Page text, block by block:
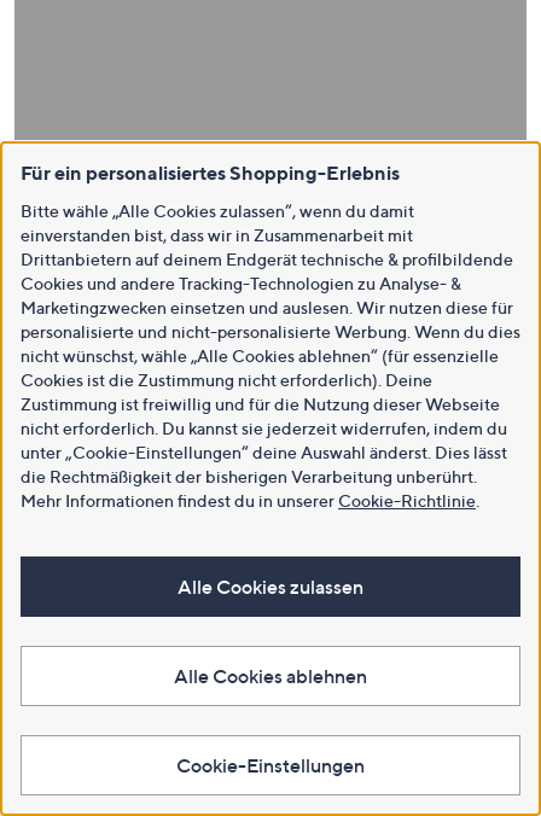
Für ein personalisiertes Shopping-Erlebnis
Bitte wähle „Alle Cookies zulassen“, wenn du damit
einverstanden bist, dass wir in Zusammenarbeit mit
Drittanbietern auf deinem Endgerät technische & profilbildende
Cookies und andere Tracking-Technologien zu Analyse- &
Marketingzwecken einsetzen und auslesen. Wir nutzen diese für
personalisierte und nicht-personalisierte Werbung. Wenn du dies
nicht wünschst, wähle „Alle Cookies ablehnen“ (für essenzielle
Cookies ist die Zustimmung nicht erforderlich). Deine
Zustimmung ist freiwillig und für die Nutzung dieser Webseite
nicht erforderlich. Du kannst sie jederzeit widerrufen, indem du
unter „Cookie-Einstellungen“ deine Auswahl änderst. Dies lässt
die Rechtmäßigkeit der bisherigen Verarbeitung unberührt.
Mehr Informationen findest du in unsererCookie-Richtlinie
Alle Cookies zulassen
Alle Cookies ablehnen
Cookie-Einstellungen